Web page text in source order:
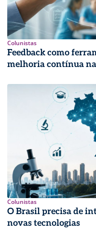
Colunistas
Feedback como
melhoria contínua
Colunistas
O Brasil precisa de
novas tecnologias